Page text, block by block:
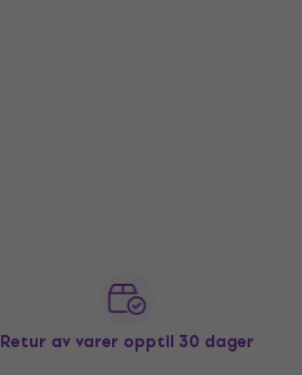
Retur av varer opptil 30 dager